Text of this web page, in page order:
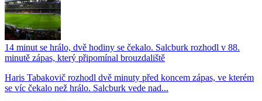
14 minut se hrálo, dvě hodiny se čekalo. Salcburk rozhodl v 88.
minutě zápas, který připomínal brouzdaliště
Haris Tabakovič rozhodl dvě minuty před koncem zápas, ve kterém
se víc čekalo než hrálo. Salcburk vede nad...